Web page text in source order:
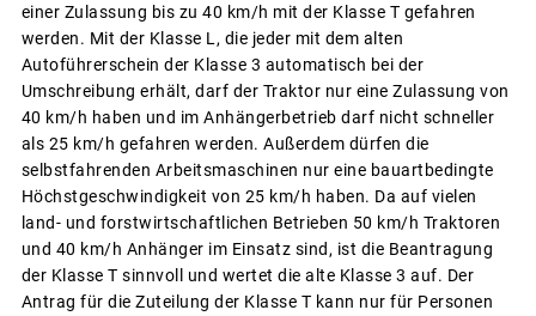
einer Zulassung bis zu 40 km/h mit der Klasse T gefahren
werden. Mit der Klasse L, die jeder mit dem alten
Autoführerschein der Klasse 3 automatisch bei der
Umschreibung erhält, darf der Traktor nur eine Zulassung von
40 km/h haben und im Anhängerbetrieb darf nicht schneller
als 25 km/h gefahren werden. Außerdem dürfen die
selbstfahrenden Arbeitsmaschinen nur eine bauartbedingte
Höchstgeschwindigkeit von 25 km/h haben. Da auf vielen
land- und forstwirtschaftlichen Betrieben 50 km/h Traktoren
und 40 km/h Anhänger im Einsatz sind, ist die Beantra­gung
der Klasse T sinnvoll und wertet die alte Klasse 3 auf. Der
Antrag für die Zuteilung der Klasse T kann nur für Personen